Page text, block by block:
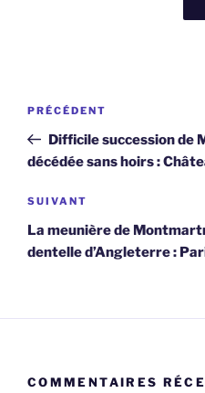
Navigation
l’article
Article
précédent
PRÉCÉDENT
Difficile succession de
décédée sans hoirs :
Article
suivant
SUIVANT
La meunière de
dentelle d’Angleterre :
COMMENTAIRES